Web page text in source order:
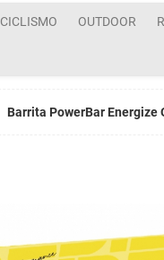
CICLISMO OUTDOOR
Barrita PowerBar Energize